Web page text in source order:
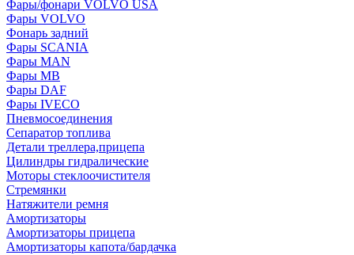
Фары/фонари VOLVO USA
Фары VOLVO
Фонарь задний
Фары SCANIA
Фары MAN
Фары MB
Фары DAF
Фары IVECO
Пневмосоединения
Сепаратор топлива
Детали треллера,прицепа
Цилиндры гидралические
Моторы стеклоочистителя
Стремянки
Натяжители ремня
Амортизаторы
Амортизаторы прицепа
Амортизаторы капота/бардачка